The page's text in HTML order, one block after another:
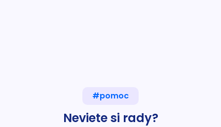
#pomoc
Neviete si rady?